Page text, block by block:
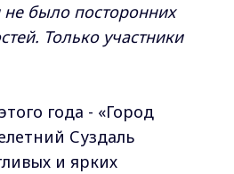
не было посторонних
Только участники
года - «Город
Суздаль
и ярких